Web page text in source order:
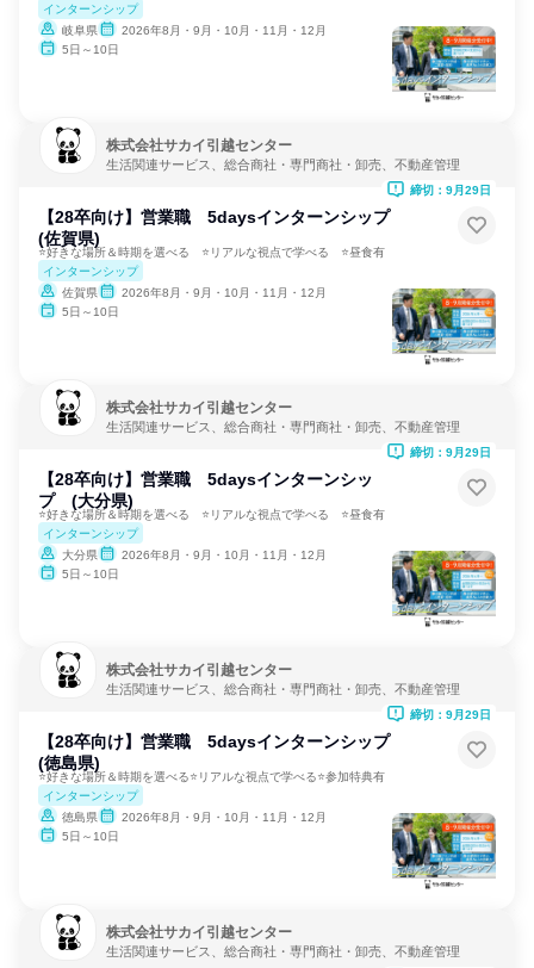
インターンシップ
岐阜県
2026年8月・9月・10月・11月・12月
5日～10日
株式会社サカイ引越センター
生活関連サービス、総合商社・専門商社・卸売、不動産管理
【28卒向け】営業職 5daysインターンシップ
(佐賀県)
⭐好きな場所＆時期を選べる ⭐リアルな視点で学べる ⭐昼食有
インターンシップ
佐賀県
2026年8月・9月・10月・11月・12月
5日～10日
締切：9月29日
株式会社サカイ引越センター
生活関連サービス、総合商社・専門商社・卸売、不動産管理
【28卒向け】営業職 5daysインターンシッ
プ (大分県)
⭐好きな場所＆時期を選べる ⭐リアルな視点で学べる ⭐昼食有
インターンシップ
大分県
2026年8月・9月・10月・11月・12月
5日～10日
締切：9月29日
株式会社サカイ引越センター
生活関連サービス、総合商社・専門商社・卸売、不動産管理
【28卒向け】営業職 5daysインターンシップ
(徳島県)
⭐好きな場所＆時期を選べる⭐リアルな視点で学べる⭐参加特典有
インターンシップ
徳島県
2026年8月・9月・10月・11月・12月
5日～10日
締切：9月29日
株式会社サカイ引越センター
生活関連サービス、総合商社・専門商社・卸売、不動産管理